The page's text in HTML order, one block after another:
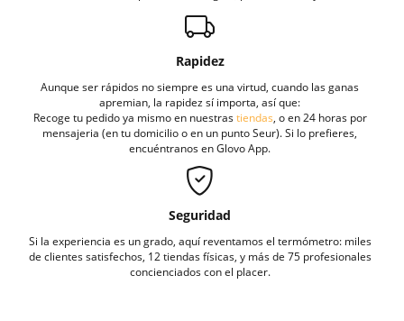
Rapidez
Aunque ser rápidos no siempre es una virtud, cuando las ganas
apremian, la rapidez sí importa, así que:
Recoge tu pedido ya mismo en nuestrastiendas, o en 24 horas por
mensajeria (en tu domicilio o en un punto Seur). Si lo prefieres,
encuéntranos en Glovo App.
Seguridad
Si la experiencia es un grado, aquí reventamos el termómetro: miles
de clientes satisfechos, 12 tiendas físicas, y más de 75 profesionales
concienciados con el placer.